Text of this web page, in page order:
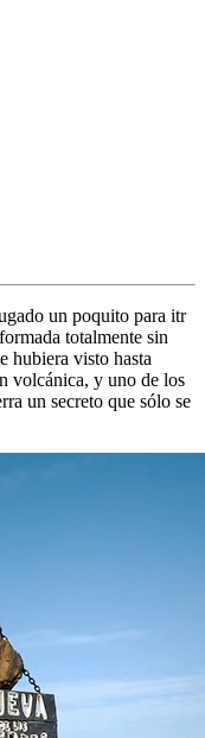
un poquito para itr
totalmente sin
hubiera visto hasta
volcánica, y uno de los
un secreto que sólo se